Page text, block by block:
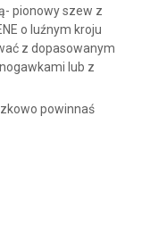
pionowy szew z
o luźnym kroju
z dopasowanym
lub z
powinnaś